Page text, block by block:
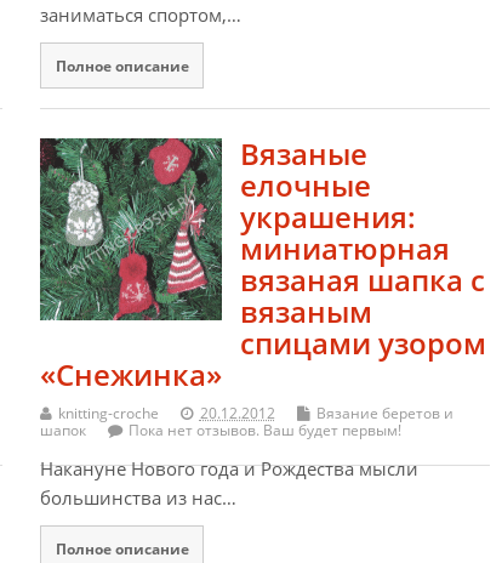
заниматься спортом,…
Полное описание
Вязаные
елочные
украшения:
миниатюрная
вязаная шапка с
вязаным
спицами узором
«Снежинка»
knitting-croche 20.12.2012
Вязание беретов и
шапок
Пока нет отзывов. Ваш будет первым!
Накануне Нового года и Рождества мысли
большинства из нас…
Полное описание